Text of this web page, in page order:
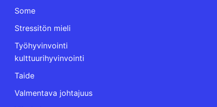
Some
Stressitön mieli
Työhyvinvointi
kulttuurihyvinvointi
Taide
Valmentava johtajuus